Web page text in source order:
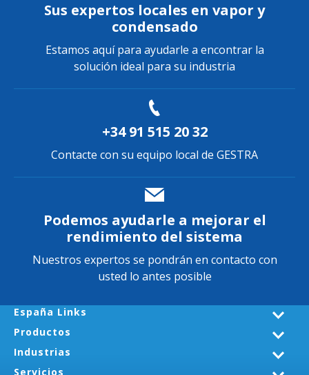
Sus expertos locales en vapor y
condensado
Estamos aquí para ayudarle a encontrar la
solución ideal para su industria
+34 91 515 20 32
Contacte con su equipo local de GESTRA
Podemos ayudarle a mejorar el
rendimiento del sistema
Nuestros expertos se pondrán en contacto con
usted lo antes posible
España Links
Productos
Industrias
Servicios